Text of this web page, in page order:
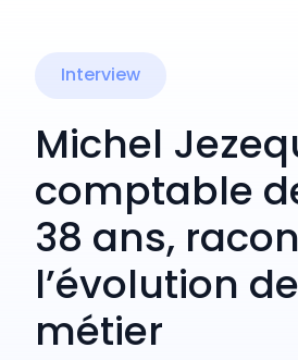
Interview
Michel
comptable
38 ans,
l’évolution
métier